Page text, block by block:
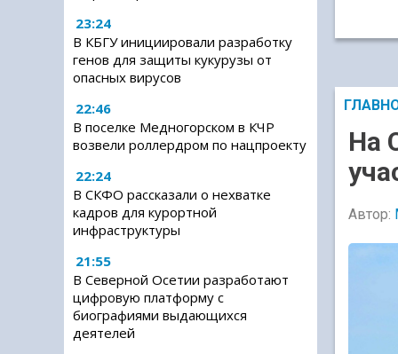
23:24
В КБГУ инициировали разработку
генов для защиты кукурузы от
опасных вирусов
22:46
В поселке Медногорском в КЧР
возвели роллердром по нацпроекту
22:24
В СКФО рассказали о нехватке
кадров для курортной
инфраструктуры
21:55
В Северной Осетии разработают
цифровую платформу с
биографиями выдающихся
деятелей
На
Автор: